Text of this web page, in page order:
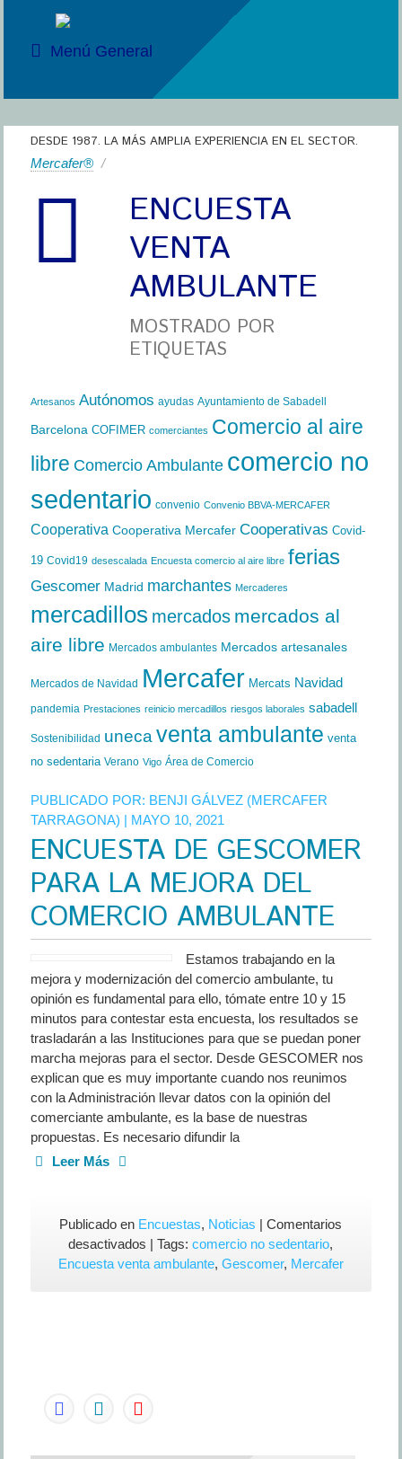
Menú General
DESDE 1987. LA MÁS AMPLIA EXPERIENCIA EN EL SECTOR.
Mercafer® /
ENCUESTA
VENTA
AMBULANTE
MOSTRADO POR
ETIQUETAS
Artesanos Autónomos ayudas Ayuntamiento de Sabadell
Barcelona COFIMER comerciantes Comercio al aire
libre Comercio Ambulante comercio no
sedentario convenio Convenio BBVA-MERCAFER
Cooperativa Cooperativa Mercafer Cooperativas Covid-
19 Covid19 desescalada Encuesta comercio al aire libre ferias
Gescomer Madrid marchantes Mercaderes
mercadillos mercados mercados al
aire libre Mercados ambulantes Mercados artesanales
Mercados de Navidad Mercafer Mercats Navidad
pandemia Prestaciones reinicio mercadillos riesgos laborales sabadell
Sostenibilidad uneca venta ambulante venta
no sedentaria Verano Vigo Área de Comercio
PUBLICADO POR: BENJI GÁLVEZ (MERCAFER
TARRAGONA) | MAYO 10, 2021
ENCUESTA DE GESCOMER
PARA LA MEJORA DEL
COMERCIO AMBULANTE
Estamos trabajando en la
mejora y modernización del comercio ambulante, tu
opinión es fundamental para ello, tómate entre 10 y 15
minutos para contestar esta encuesta, los resultados se
trasladarán a las Instituciones para que se puedan poner
marcha mejoras para el sector. Desde GESCOMER nos
explican que es muy importante cuando nos reunimos
con la Administración llevar datos con la opinión del
comerciante ambulante, es la base de nuestras
propuestas. Es necesario difundir la
Leer Más
Publicado en Encuestas, Noticias |Comentarios
desactivados en
ENCUESTA
| Tags:comercio no sedentario,
Encuesta venta ambulante, Gescomer, Mercafer